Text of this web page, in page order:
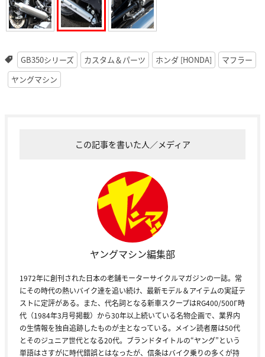
GB350シリーズ カスタム＆パーツ ホンダ [HONDA]
マフラー
ヤングマシン
この記事を書いた人／メディア
ヤングマシン編集部
1972年に創刊された日本の老舗モーターサイクルマガジンの一誌。常
にその時代の熱いバイク達を追い続け、最新モデル＆アイテムの実証テ
ストに定評がある。また、代名詞となる新車スクープはRG400/500Γ時
代（1984年3月号掲載）から30年以上続いている名物企画で、業界内
の生情報を独自追跡したものが主となっている。メイン読者層は50代
とそのジュニア世代となる20代。ブランドタイトルの“ヤング”という
単語はさすがに時代錯誤とはなったが、信条はバイク乗りの多くが持